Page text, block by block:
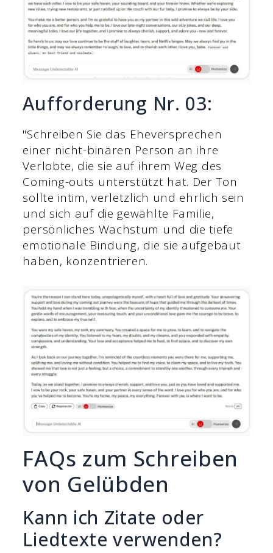
Aufforderung Nr. 03:
"Schreiben Sie das Eheversprechen
einer nicht-binären Person an ihre
Verlobte, die sie auf ihrem Weg des
Coming-outs unterstützt hat. Der Ton
sollte intim, verletzlich und ehrlich sein
und sich auf die gewählte Familie,
persönliches Wachstum und die tiefe
emotionale Bindung, die sie aufgebaut
haben, konzentrieren.
FAQs zum Schreiben
von Gelübden
Kann ich Zitate oder
Liedtexte verwenden?